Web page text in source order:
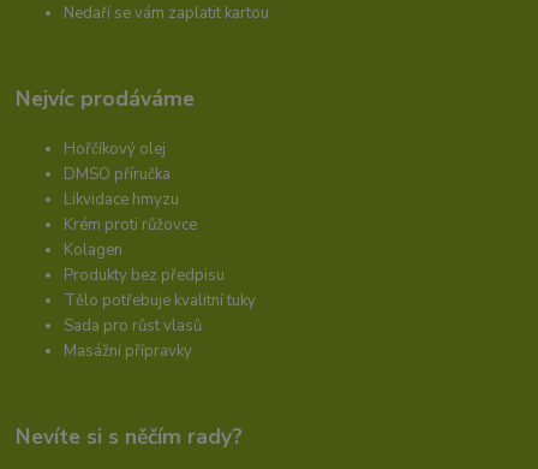
Nedaří se vám zaplatit kartou
Nejvíc prodáváme
Hořčíkový olej
DMSO příručka
Likvidace hmyzu
Krém proti růžovce
Kolagen
Produkty bez předpisu
Tělo potřebuje kvalitní tuky
Sada pro růst vlasů
Masážní přípravky
Nevíte si s něčím rady?